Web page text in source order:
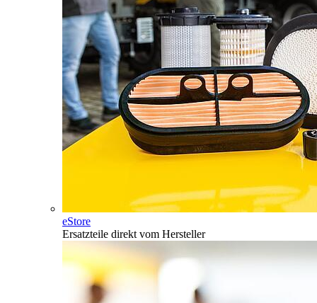
eStore
Ersatzteile direkt vom Hersteller